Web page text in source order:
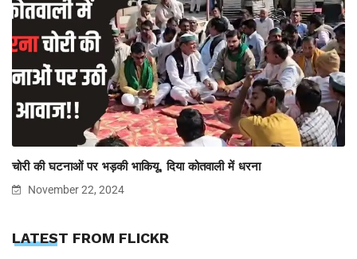
चोरी की घटनाओं पर भड़की भाकियू, दिया कोतवाली में धरना
November 22, 2024
LATEST FROM FLICKR